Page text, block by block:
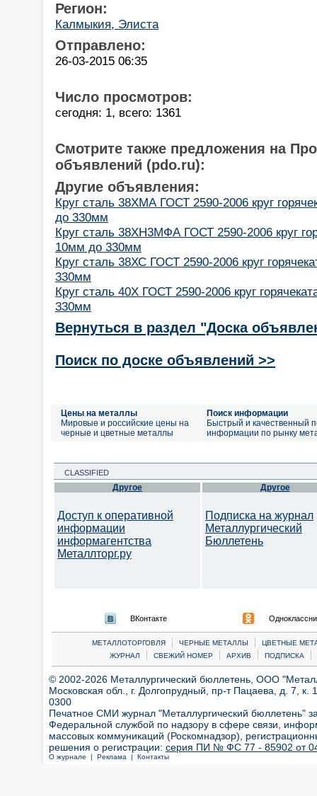
Регион:
Калмыкия, Элиста
Отправлено:
26-03-2015 06:35
Число просмотров:
сегодня: 1, всего: 1361
Смотрите также предложения на
объявлений (pdo.ru):
Другие объявления:
Круг сталь 38ХМА ГОСТ 2590-2006 круг
до 330мм
Круг сталь 38ХН3МФА ГОСТ 2590-2006 круг
10мм до 330мм
Круг сталь 38ХС ГОСТ 2590-2006 круг
330мм
Круг сталь 40Х ГОСТ 2590-2006 круг
330мм
Вернуться в раздел "Доска
Поиск по доске объявлений >>
Цены на металлы
Мировые и российские цены на
черные и цветные металлы
Поиск информации
Быстрый и качественный
информации по рынку
CLASSIFIED
Другое
Доступ к оперативной
информации
информагентства
Металлторг.ру
Другое
Подписка на журнал
Металлургический
Бюллетень
ВКонтакте
МЕТАЛЛОТОРГОВЛЯ | ЧЕРНЫЕ МЕТАЛЛЫ |
ЦВЕТНЫЕ
ЖУРНАЛ
| СВЕЖИЙ НОМЕР | АРХИВ | ПОДПИСКА |
© 2002-2026 Металлургический бюллетень, ООО
Московская обл., г. Долгопрудный, пр-т Пацаева, д. 7,
0300
Печатное СМИ журнал "Металлургический бюллетень"
Федеральной службой по надзору в сфере связи,
массовых коммуникаций (Роскомнадзор),
решения о регистрации: серия ПИ № ФС 77 - 85902 от 04
О журнале | Реклама | Контакты